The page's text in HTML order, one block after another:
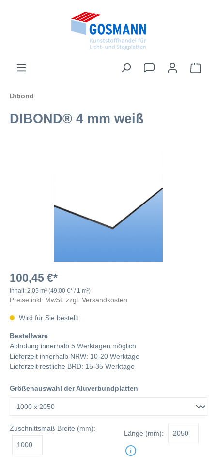
Dibond
DIBOND® 4 mm weiß
100,45 €*
Inhalt: 2,05 m² (49,00 €* / 1 m²)
Preise inkl. MwSt. zzgl. Versandkosten
Wird für Sie bestellt
Bestellware
Abholung innerhalb 5 Werktagen möglich
Lieferzeit innerhalb NRW: 10-20 Werktage
Lieferzeit restliche BRD: 15-35 Werktage
Größenauswahl der Aluverbundplatten
Zuschnittsmaß Breite (mm):
Länge (mm):